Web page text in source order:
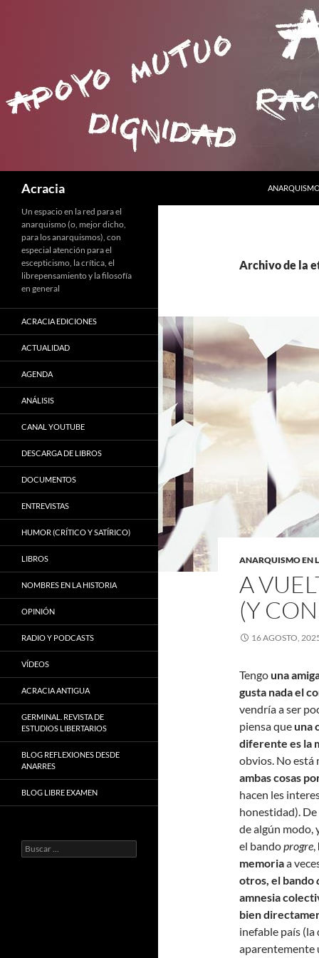
Acracia
Archivo de la
ANARQUISMO EN
A
(Y
16 AGOSTO,
Tengouna
gusta nada el
vendría a ser
piensa queuna
diferente es la
obvios. No está
ambas cosas
hacen les
honestidad). De
de algún modo,
el bandoprogre,
memoriaa
otros, el bando
amnesia
bien
inefable país
aparentemente
Un espacio en la red para el
anarquismo (o, mejor dicho,
para los anarquismos), con
especial atención para el
escepticismo, la crítica, el
librepensamiento y la filosofía
en general
ACRACIA EDICIONES
ACTUALIDAD
AGENDA
ANÁLISIS
CANAL YOUTUBE
DESCARGA DE LIBROS
DOCUMENTOS
ENTREVISTAS
HUMOR (CRÍTICO Y SATÍRICO)
LIBROS
NOMBRES EN LA HISTORIA
OPINIÓN
RADIO Y PODCASTS
VÍDEOS
ACRACIA ANTIGUA
GERMINAL. REVISTA DE
ESTUDIOS LIBERTARIOS
BLOG REFLEXIONES DESDE
ANARRES
BLOG LIBRE EXAMEN
Buscar: